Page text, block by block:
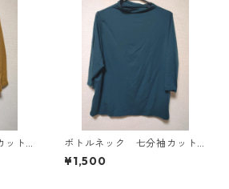
ット
KA
ボトルネック 七分袖カット
ソー ４Ｌ ティールグリー
ン KAE-4815
¥1,500